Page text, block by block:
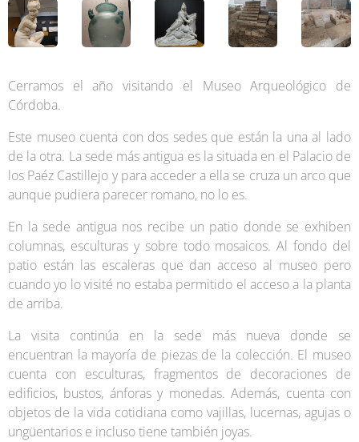
Cerramos el año visitando el Museo Arqueológico de
Córdoba.
Este museo cuenta con dos sedes que están la una al lado
de la otra. La sede más antigua es la situada en el Palacio de
los Paéz Castillejo y para acceder a ella se cruza un arco que
aunque pudiera parecer romano, no lo es.
En la sede antigua nos recibe un patio donde se exhiben
columnas, esculturas y sobre todo mosaicos. Al fondo del
patio están las escaleras que dan acceso al museo pero
cuando yo lo visité no estaba permitido el acceso a la planta
de arriba.
La visita continúa en la sede más nueva donde se
encuentran la mayoría de piezas de la colección. El museo
cuenta con esculturas, fragmentos de decoraciones de
edificios, bustos, ánforas y monedas. Además, cuenta con
objetos de la vida cotidiana como vajillas, lucernas, agujas o
ungüentarios e incluso tiene también joyas.